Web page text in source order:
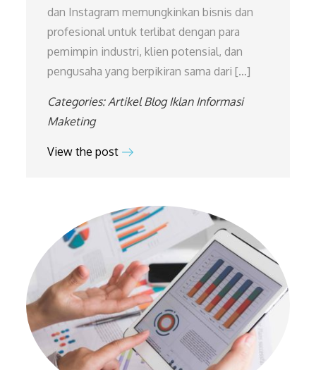
dan Instagram memungkinkan bisnis dan
profesional untuk terlibat dengan para
pemimpin industri, klien potensial, dan
pengusaha yang berpikiran sama dari […]
Categories: Artikel Blog Iklan Informasi
Maketing
View the post